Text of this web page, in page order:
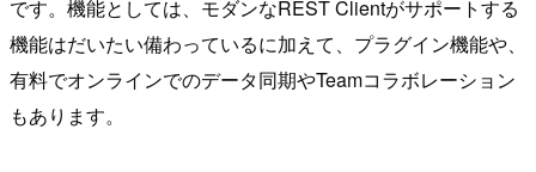
です。機能としては、モダンなREST Clientがサポートする
機能はだいたい備わっているに加えて、プラグイン機能や、
有料でオンラインでのデータ同期やTeamコラボレーション
もあります。